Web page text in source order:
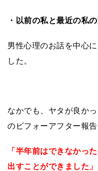
・以前の私と最近の私
男性心理のお話を中心
した。
なかでも、ヤタが良か
のビフォーアフター報告
「半年前はできなかっ
出すことができました」